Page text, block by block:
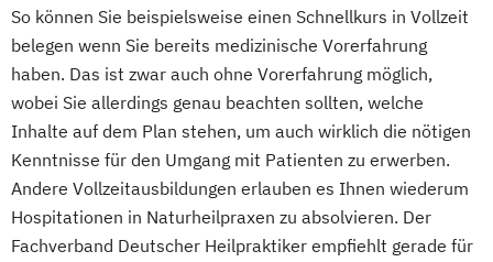
So können Sie beispielsweise einen Schnellkurs in Vollzeit
belegen wenn Sie bereits medizinische Vorerfahrung
haben. Das ist zwar auch ohne Vorerfahrung möglich,
wobei Sie allerdings genau beachten sollten, welche
Inhalte auf dem Plan stehen, um auch wirklich die nötigen
Kenntnisse für den Umgang mit Patienten zu erwerben.
Andere Vollzeitausbildungen erlauben es Ihnen wiederum
Hospitationen in Naturheilpraxen zu absolvieren. Der
Fachverband Deutscher Heilpraktiker empfiehlt gerade für